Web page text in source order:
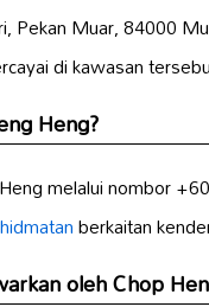
Pekan Muar, 84000
di kawasan
Heng?
melalui nombor
berkaitan
oleh Chop